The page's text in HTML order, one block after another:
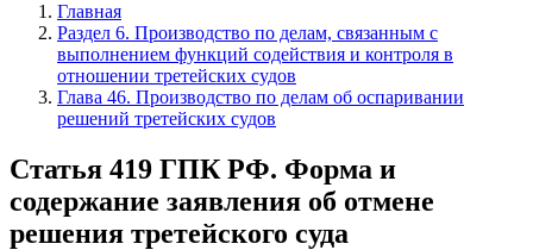
Главная
Раздел 6. Производство по делам, связанным с
выполнением функций содействия и контроля в
отношении третейских судов
Глава 46. Производство по делам об оспаривании
решений третейских судов
Статья 419 ГПК РФ. Форма и
содержание заявления об отмене
решения третейского суда